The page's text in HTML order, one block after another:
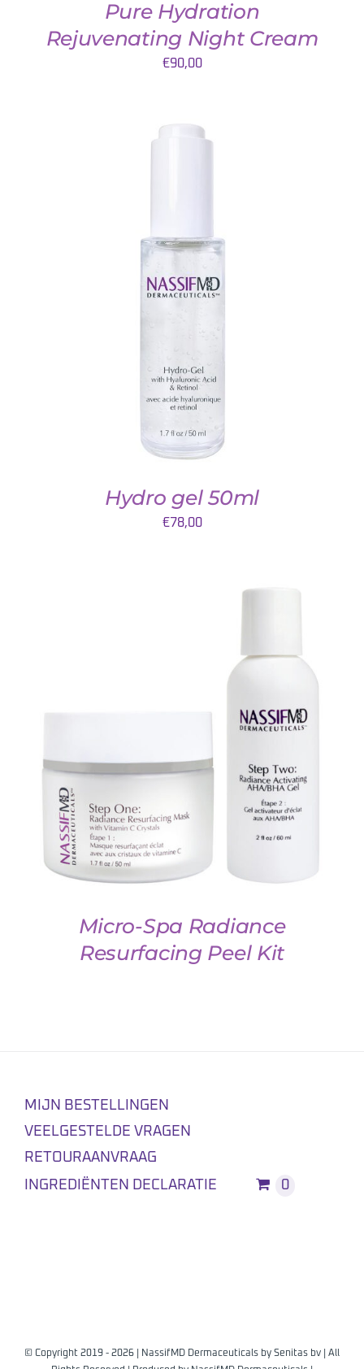
Pure Hydration
Rejuvenating Night Cream
€90,00
TOEVOEGEN AAN WINKELWAGEN
Hydro gel 50ml
€78,00
Micro-Spa Radiance
Resurfacing Peel Kit
MIJN BESTELLINGEN
VEELGESTELDE VRAGEN
RETOURAANVRAAG
INGREDIËNTEN DECLARATIE
0
© Copyright 2019 - 2026 | NassifMD Dermaceuticals by Senitas bv | All